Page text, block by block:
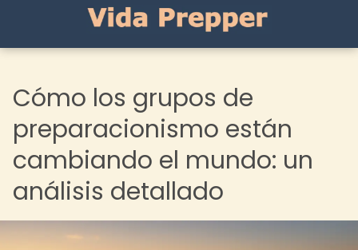
Cómo los grupos de
preparacionismo están
cambiando el mundo: un
análisis detallado